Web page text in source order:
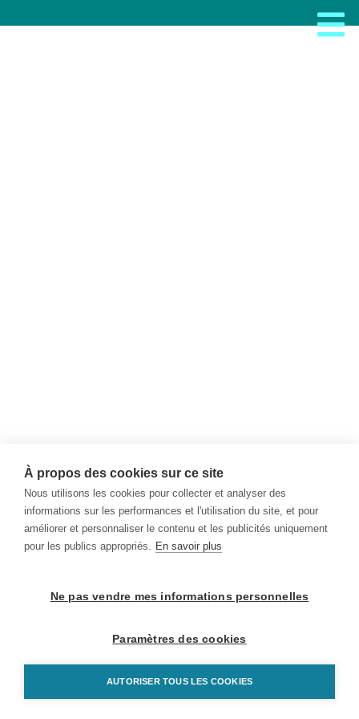
À propos des cookies sur ce site
Nous utilisons les cookies pour collecter et analyser des
informations sur les performances et l'utilisation du site, et pour
améliorer et personnaliser le contenu et les publicités uniquement
pour les publics appropriés. En savoir plus
Ne pas vendre mes informations personnelles
Paramètres des cookies
AUTORISER TOUS LES COOKIES